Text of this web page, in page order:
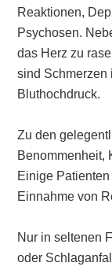
Reaktionen,
Psychosen.
das Herz zu
sind Schmerzen
Bluthochdruck.
Zu den
Benommenheit,
Einige
Einnahme von
Nur in seltenen
oder